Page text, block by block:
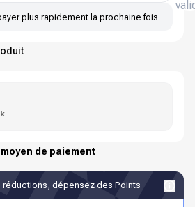
plus rapidement la prochaine fois
de paiement
dépensez des Points